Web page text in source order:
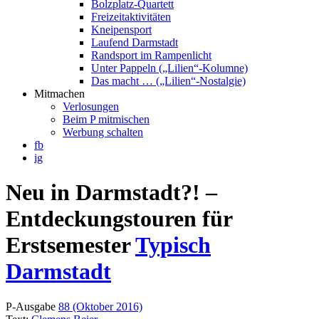
Bolzplatz-Quartett
Freizeitaktivitäten
Kneipensport
Laufend Darmstadt
Randsport im Rampenlicht
Unter Pappeln („Lilien“-Kolumne)
Das macht … („Lilien“-Nostalgie)
Mitmachen
Verlosungen
Beim P mitmischen
Werbung schalten
fb
ig
Neu in Darmstadt?! –
Entdeckungstouren für
ErstsemesterTypisch
Darmstadt
P-Ausgabe 88 (Oktober 2016)